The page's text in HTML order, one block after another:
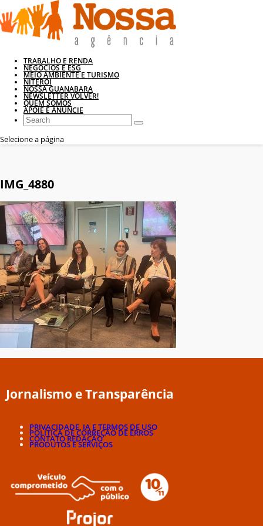
TRABALHO E RENDA
NEGÓCIOS E ESG
MEIO AMBIENTE E TURISMO
NITERÓI
NOSSA GUANABARA
NEWSLETTER VOLVER!
QUEM SOMOS
APOIE E ANUNCIE
Selecione a página
IMG_4880
Jornalismo e Transparência
PRIVACIDADE, IA E TERMOS DE USO
POLÍTICA DE CORREÇÃO DE ERROS
CONTATO REDAÇÃO
PRODUTOS E SERVIÇOS